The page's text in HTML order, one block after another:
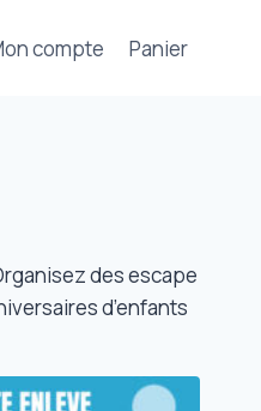
compte Panier
des escape
d’enfants